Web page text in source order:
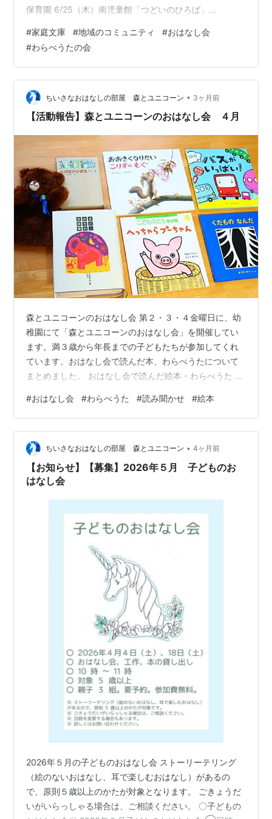
保育園 6/25（木）南児童館「つどいのひろば」
村文庫」1F和室 毎月「お話の勉強会」と「絵本の会」の
あと 「わらべうたのおさらい会」を開いています。 今回
から、少しやり方を変えてみました。 参加の皆さんに、
ご自分の持っている現場で使えるように、 現場の状況を
想定してリーダーとして歌ってもらいました。 より身に
つくように…
#家庭文庫 #地域のコミュニティ #おはなし会
#わらべうたの会
ちいさなおはなしの部屋 森とユニコーン • 3ヶ月前
【活動報告】森とユニコーンのおはなし会 ４月
森とユニコーンのおはなし会 第２・３・４金曜日に、幼
稚園にて「森とユニコーンのおはなし会」を開催してい
ます。満３歳から年長までの子どもたちが参加してくれ
ています。おはなし会で読んだ本、わらべうたについて
まとめました。 おはなし会で読んだ絵本・わらべうた ・
治・編 理論社 ・「くまさんのおでかけ」 『愛蔵版おは
なしのろうそく１ エパミナンダス』より 東京子ども図書
館 ・『おおきくなりたい こりすのもぐ』 征矢 清 ぶん 夏
目 義一 え 福音館書店 ・『バスがいっぱい！』 そく・ち
ょるぉん アリス館 ・『へっちゃらプーちゃん』 こども
のとも年少版…
#おはなし会 #わらべうた #読み聞かせ #絵本
ちいさなおはなしの部屋 森とユニコーン • 4ヶ月前
【お知らせ】【募集】2026年５月 子どものお
はなし会
2026年５月の子どものおはなし会 ストーリーテリング
（絵のないおはなし、耳で楽しむおはなし）があるの
で、原則５歳以上のかたが対象となります。 ごきょうだ
いがいらっしゃる場合は、ご相談ください。 〇子どもの